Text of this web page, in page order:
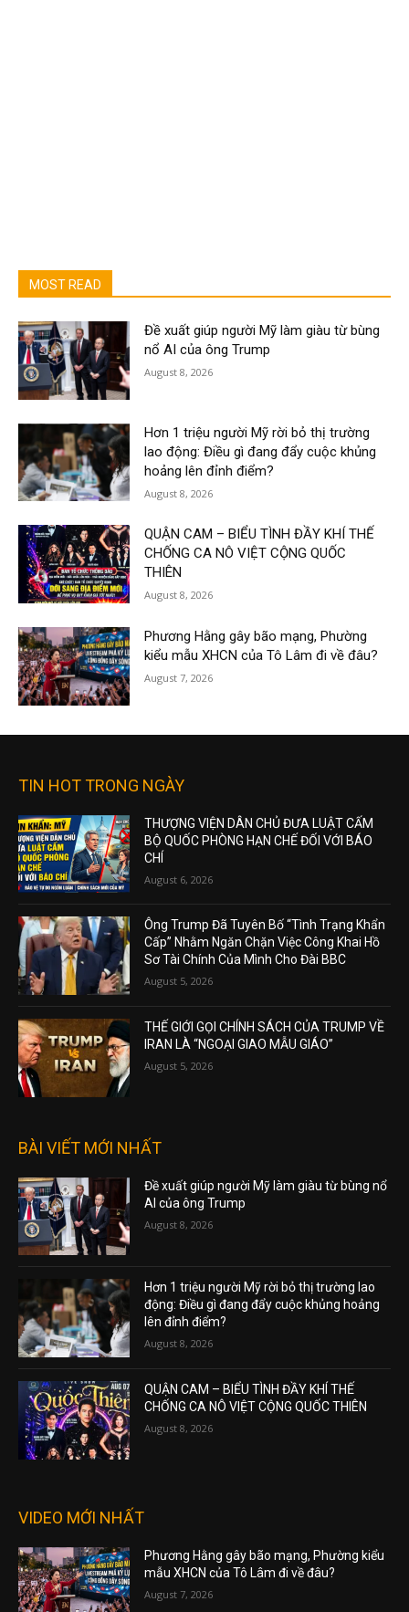
MOST READ
Đề xuất giúp người Mỹ làm giàu từ bùng
nổ AI của ông Trump
August 8, 2026
Hơn 1 triệu người Mỹ rời bỏ thị trường
lao động: Điều gì đang đẩy cuộc khủng
hoảng lên đỉnh điểm?
August 8, 2026
QUẬN CAM – BIỂU TÌNH ĐẦY KHÍ THẾ
CHỐNG CA NÔ VIỆT CỘNG QUỐC
THIÊN
August 8, 2026
Phương Hằng gây bão mạng, Phường
kiểu mẫu XHCN của Tô Lâm đi về đâu?
August 7, 2026
TIN HOT TRONG NGÀY
THƯỢNG VIỆN DÂN CHỦ ĐƯA LUẬT CẤM
BỘ QUỐC PHÒNG HẠN CHẾ ĐỐI VỚI BÁO
CHÍ
August 6, 2026
Ông Trump Đã Tuyên Bố “Tình Trạng Khẩn
Cấp” Nhằm Ngăn Chặn Việc Công Khai Hồ
Sơ Tài Chính Của Mình Cho Đài BBC
August 5, 2026
THẾ GIỚI GỌI CHÍNH SÁCH CỦA TRUMP VỀ
IRAN LÀ “NGOẠI GIAO MẪU GIÁO”
August 5, 2026
BÀI VIẾT MỚI NHẤT
Đề xuất giúp người Mỹ làm giàu từ bùng nổ
AI của ông Trump
August 8, 2026
Hơn 1 triệu người Mỹ rời bỏ thị trường lao
động: Điều gì đang đẩy cuộc khủng hoảng
lên đỉnh điểm?
August 8, 2026
QUẬN CAM – BIỂU TÌNH ĐẦY KHÍ THẾ
CHỐNG CA NÔ VIỆT CỘNG QUỐC THIÊN
August 8, 2026
VIDEO MỚI NHẤT
Phương Hằng gây bão mạng, Phường kiểu
mẫu XHCN của Tô Lâm đi về đâu?
August 7, 2026